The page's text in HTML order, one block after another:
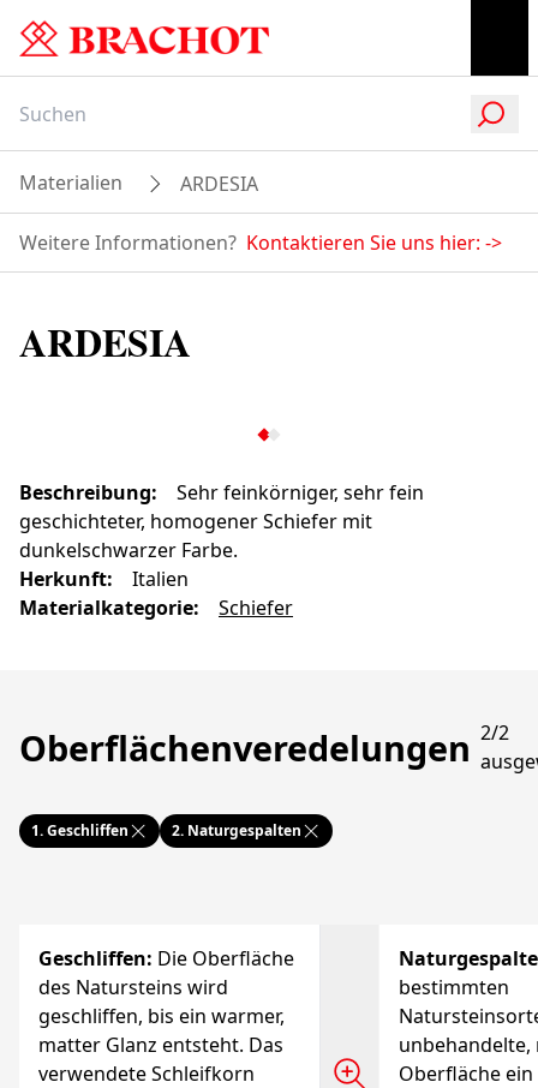
Materialien ARDESIA
Weitere Informationen? Kontaktieren Sie uns hier: ->
ARDESIA
Beschreibung:
Sehr feinkörniger, sehr fein
geschichteter, homogener Schiefer mit
dunkelschwarzer Farbe.
Herkunft:
Italien
Materialkategorie: Schiefer
Oberflächenveredelungen 2/2
1.Geschliffen 2. Naturgespalten
Geschliffen: Die Oberfläche
des Natursteins wird
geschliffen, bis ein warmer,
matter Glanz entsteht. Das
verwendete Schleifkorn
bestimmten
unbehandelte,
Oberfläche